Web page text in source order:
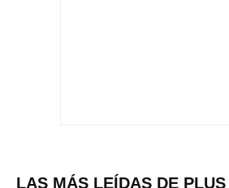
LAS MÁS LEÍDAS DE PLUS